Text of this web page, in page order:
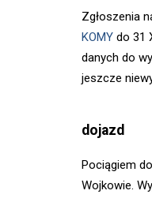
Zgłoszenia
KOMY do 31
danych do
jeszcze
dojazd
Pociągiem
Wojkowie.